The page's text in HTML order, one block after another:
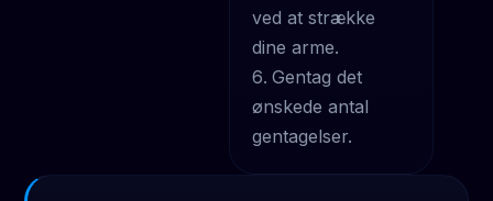
ved at strække
dine arme.
Gentag det
ønskede antal
gentagelser.